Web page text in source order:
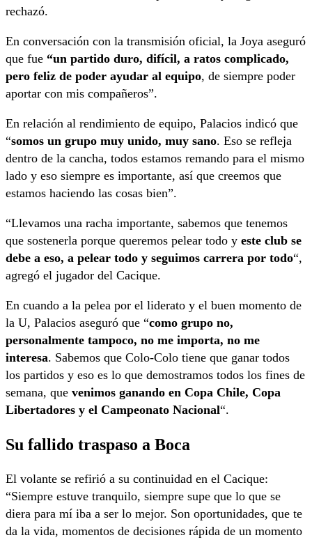
rechazó.
En conversación con la transmisión oficial, la Joya aseguró
que fue “un partido duro, difícil, a ratos complicado,
pero feliz de poder ayudar al equipo, de siempre poder
aportar con mis compañeros”.
En relación al rendimiento de equipo, Palacios indicó que
“somos un grupo muy unido, muy sano. Eso se refleja
dentro de la cancha, todos estamos remando para el mismo
lado y eso siempre es importante, así que creemos que
estamos haciendo las cosas bien”.
“Llevamos una racha importante, sabemos que tenemos
que sostenerla porque queremos pelear todo y este club se
debe a eso, a pelear todo y seguimos carrera por todo“,
agregó el jugador del Cacique.
En cuando a la pelea por el liderato y el buen momento de
la U, Palacios aseguró que “como grupo no,
personalmente tampoco, no me importa, no me
interesa. Sabemos que Colo-Colo tiene que ganar todos
los partidos y eso es lo que demostramos todos los fines de
semana, que venimos ganando en Copa Chile, Copa
Libertadores y el Campeonato Nacional“.
Su fallido traspaso a Boca
El volante se refirió a su continuidad en el Cacique:
“Siempre estuve tranquilo, siempre supe que lo que se
diera para mí iba a ser lo mejor. Son oportunidades, que te
da la vida, momentos de decisiones rápida de un momento